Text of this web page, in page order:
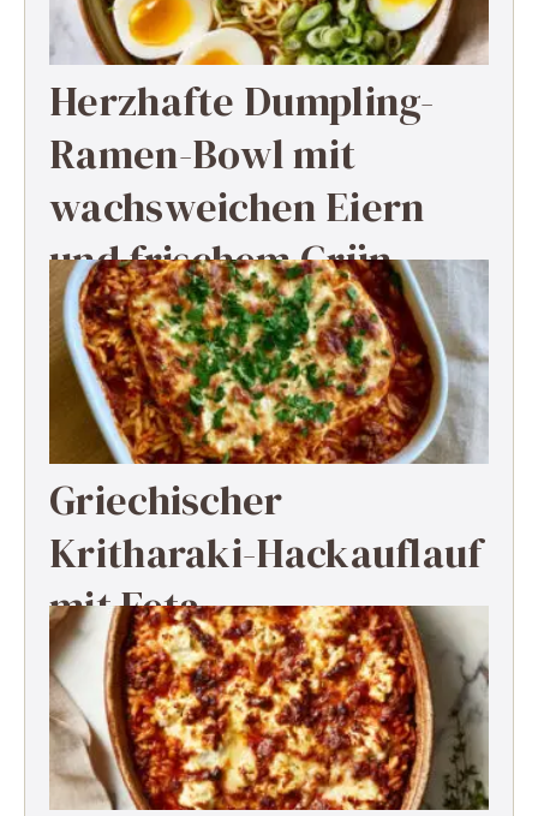
Herzhafte Dumpling-
Ramen-Bowl mit
wachsweichen Eiern
und frischem Grün
Griechischer
Kritharaki-Hackauflauf
mit Feta